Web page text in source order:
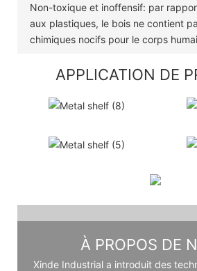
Non-toxique et inoffensif: par
aux plastiques, le bois ne contient
chimiques nocifs pour le corps
APPLICATION DE
À PROPOS DE
Xinde Industrial a introduit des